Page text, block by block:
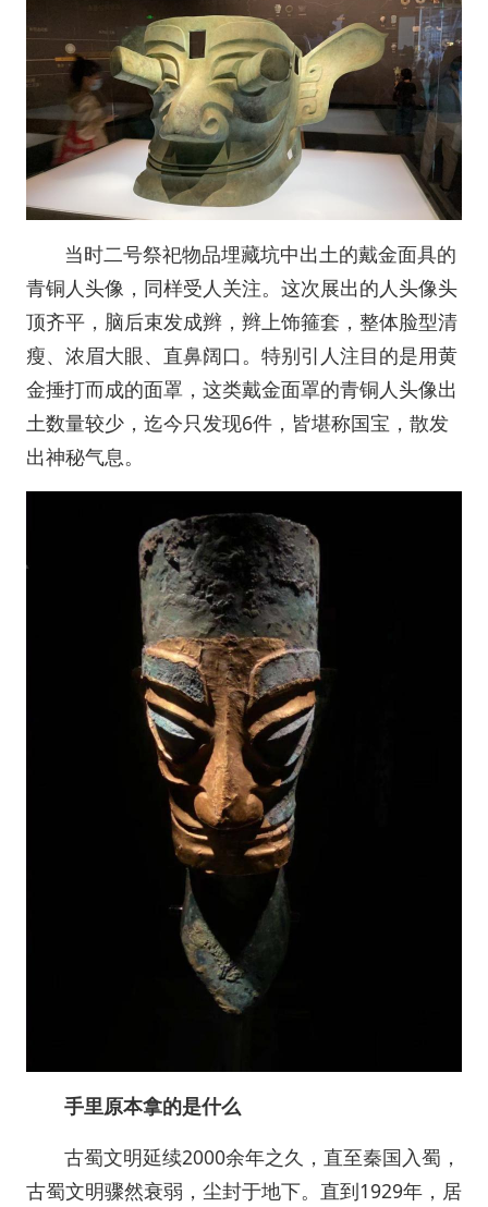
当时二号祭祀物品埋藏坑中出土的戴金面具的
青铜人头像，同样受人关注。这次展出的人头像头
顶齐平，脑后束发成辫，辫上饰箍套，整体脸型清
瘦、浓眉大眼、直鼻阔口。特别引人注目的是用黄
金捶打而成的面罩，这类戴金面罩的青铜人头像出
土数量较少，迄今只发现6件，皆堪称国宝，散发
出神秘气息。
手里原本拿的是什么
古蜀文明延续2000余年之久，直至秦国入蜀，
古蜀文明骤然衰弱，尘封于地下。直到1929年，居